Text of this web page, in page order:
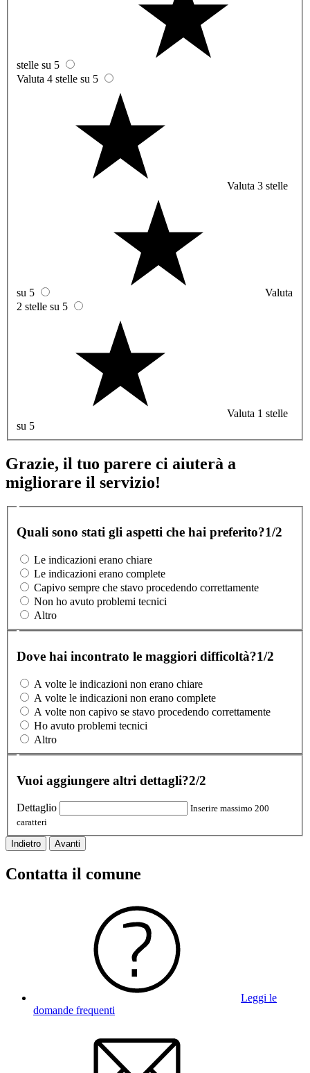
stelle su 5
Valuta 4 stelle su 5
Valuta 3 stelle
su 5
Valuta
2 stelle su 5
Valuta 1 stelle
su 5
Grazie, il tuo parere ci aiuterà a
migliorare il servizio!
Quali sono stati gli aspetti che hai preferito?1/2
Le indicazioni erano chiare
Le indicazioni erano complete
Capivo sempre che stavo procedendo correttamente
Non ho avuto problemi tecnici
Altro
Dove hai incontrato le maggiori difficoltà?1/2
A volte le indicazioni non erano chiare
A volte le indicazioni non erano complete
A volte non capivo se stavo procedendo correttamente
Ho avuto problemi tecnici
Altro
Vuoi aggiungere altri dettagli?2/2
Dettaglio
Inserire massimo 200
caratteri
Indietro Avanti
Contatta il comune
Leggi le
domande frequenti